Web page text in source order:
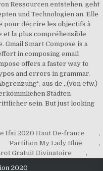
Ressourcen entstehen, geht
und Technologien an. Elle
pour décrire les objectifs à
et la plus compréhensible
Gmail Smart Compose is a
in composing email
offers a faster way to
and errors in grammar.
aus de „(von etw.)
Städten
sein. But just looking
Ifsi 2020 Haut De-france
,
Partition My Lady Blue
,
Gratuit Divinatoire ,
2020